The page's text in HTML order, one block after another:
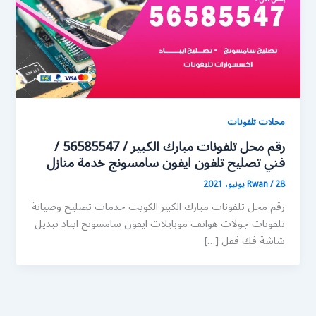
محلات تلفونات
رقم محل تلفونات مبارك الكبير / 56585547 /
فني تصليح تلفون ايفون سامسونج خدمة منازل
Rwan/28 يونيو، 2021
رقم محل تلفونات مبارك الكبير الكويت خدمات تصليح وصيانة
تلفونات جولات هواتف موبايلات ايفون سامسونج ايباد تبديل
شاشة فك قفل […]